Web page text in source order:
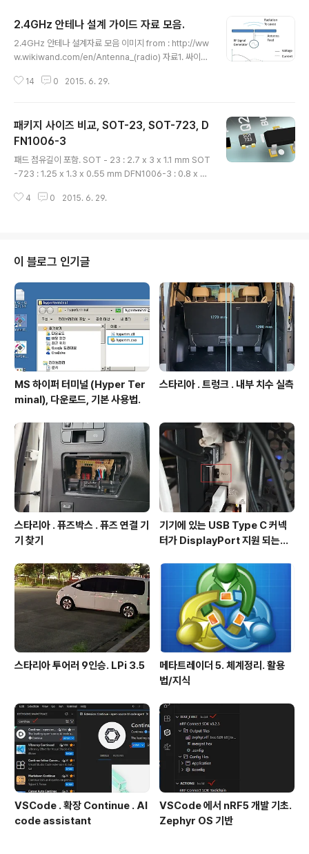
2.4GHz 안테나 설계 가이드 자료 모음.
2.4GHz 안테나 설계자료 모음 이미지 from : http://ww
w.wikiwand.com/en/Antenna_(radio) 자료1. 싸이프
445 사이트 : http://www.cypress.com/?rID=10251
Cost PCB Antenna for 2.4 GHz radio : Meander
design.pdf 문서 : http://www.st.com/web/en/res
ource/technical/document/application_note/DM
14 0 2015. 6. 29.
패키지 사이즈 비교, SOT-23, SOT-723, D
FN1006-3
패드 점유길이 포함. SOT - 23 : 2.7 x 3 x 1.1 mm SOT
-723 : 1.25 x 1.3 x 0.55 mm DFN1006-3 : 0.8 x 1
4 0 2015. 6. 29.
이 블로그 인기글
MS 하이퍼 터미널 (Hyper Ter
minal), 다운로드, 기본 사용법.
스타리아 . 트렁크 . 내부 치수 실측
스타리아 . 퓨즈박스 . 퓨즈 연결 기
기 찾기
기기에 있는 USB Type C 커넥
터가 DisplayPort 지원 되는지
스타리아 투어러 9인승. LPi 3.5
메타트레이더 5. 체계정리. 활용
법/지식
VSCode . 확장 Continue . AI
code assistant
VSCode 에서 nRF5 개발 기초.
Zephyr OS 기반